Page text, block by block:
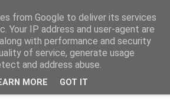
909 ; Vasile Baciu 0768 440 185
from Google to deliver its services
Your IP address and user-agent are
with performance and security
of service, generate usage
and address abuse.
MORE GOT IT